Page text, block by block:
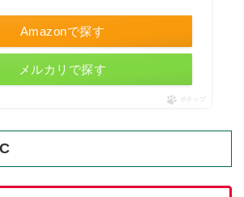
Amazonで探す
メルカリで探す
ポチップ